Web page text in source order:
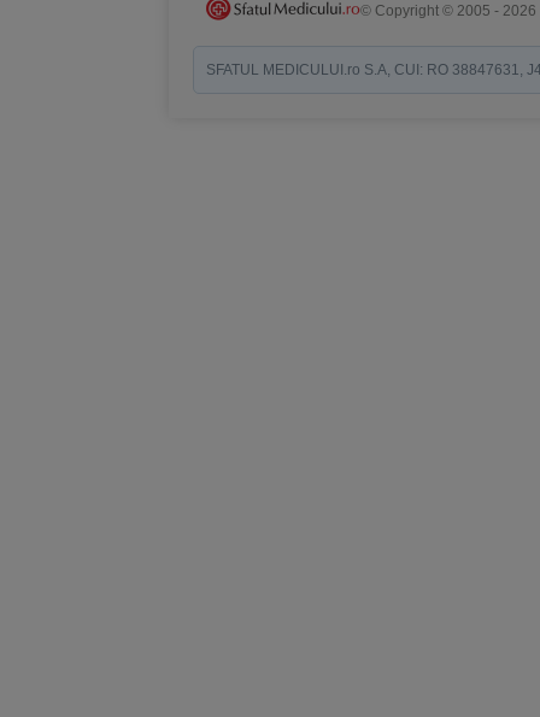
© Copyright © 2005 - 2026
SFATUL MEDICULUI.ro S.A, CUI: RO 38847631,